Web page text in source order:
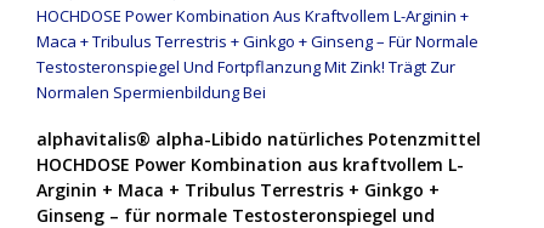
alphavitalis® alpha-Libido natürliches Potenzmittel
HOCHDOSE Power Kombination aus kraftvollem L-
Arginin + Maca + Tribulus Terrestris + Ginkgo +
Ginseng – für normale Testosteronspiegel und